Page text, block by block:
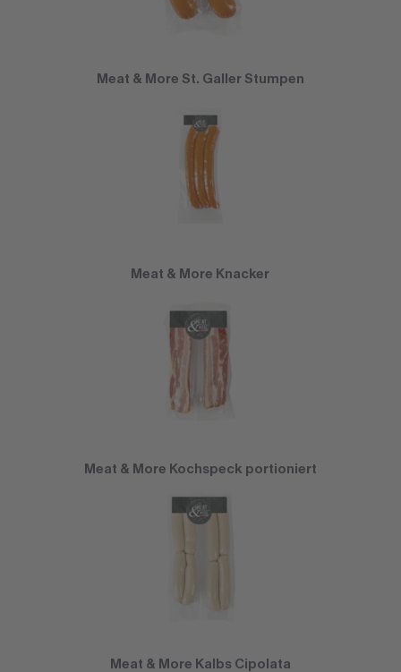
Meat & More St. Galler Stumpen
Meat & More Knacker
Meat & More Kochspeck portioniert
Meat & More Kalbs Cipolata